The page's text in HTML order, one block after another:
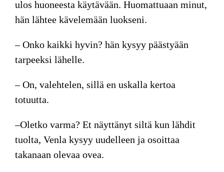
ulos huoneesta käytävään. Huomattuaan minut,
hän lähtee kävelemään luokseni.
– Onko kaikki hyvin? hän kysyy päästyään
tarpeeksi lähelle.
– On, valehtelen, sillä en uskalla kertoa
totuutta.
–Oletko varma? Et näyttänyt siltä kun lähdit
tuolta, Venla kysyy uudelleen ja osoittaa
takanaan olevaa ovea.